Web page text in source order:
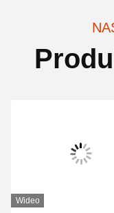
Wideo